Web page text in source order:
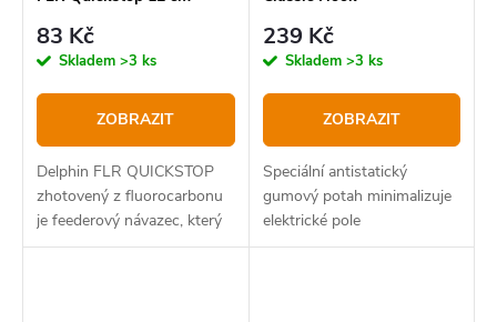
83 Kč
Skladem >3 ks
ZOBRAZIT
Delphin FLR QUICKSTOP
zhotovený z fluorocarbonu
je feederový návazec, který
je pod háčkem ukončen
239 Kč
Skladem >3 ks
ZOBRAZIT
Speciální antistatický
gumový potah minimalizuje
elektrické pole